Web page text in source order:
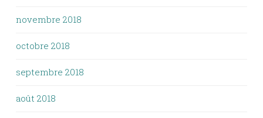
novembre 2018
octobre 2018
septembre 2018
août 2018